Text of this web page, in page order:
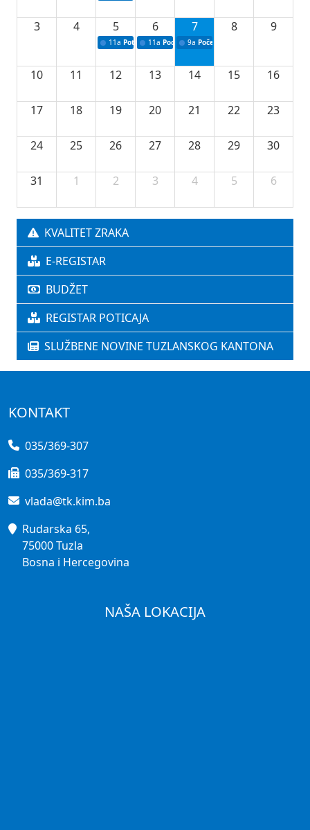
3 4 5
11a Potpisivanje ugovora o stipendijama za
6
11a Podrška razvoju vodne infrastrukture u
7
9a Početak izgradnje nove
8 9
10 11 12 13 14 15 16
17 18 19 20 21 22 23
24 25 26 27 28 29 30
31 1 2 3 4 5 6
KVALITET ZRAKA
E-REGISTAR
BUDŽET
REGISTAR POTICAJA
SLUŽBENE NOVINE TUZLANSKOG KANTONA
KONTAKT
035/369-307
035/369-317
vlada@tk.kim.ba
Rudarska 65,
75000 Tuzla
Bosna i Hercegovina
NAŠA LOKACIJA